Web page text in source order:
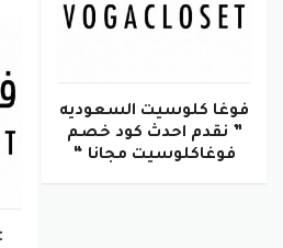
فوغا كلوسيت السعوديه
” نقدم احدث كود خصم
فوغاكلوسيت مجانا “